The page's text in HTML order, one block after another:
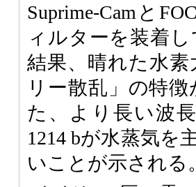
Suprime-Camと
ィルターを装着
結果、晴れた水
リー散乱」の特
た、より長い波
1214 bが水蒸気を
いことが示される。